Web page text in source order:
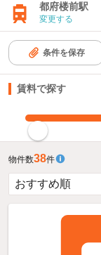
都府楼前駅
変更する
条件を保存
賃料で探す
物件数38件